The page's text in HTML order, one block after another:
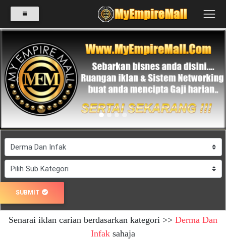
Previous Next
SUBMIT
Senarai iklan carian berdasarkan kategori >> Derma Dan
Infak sahaja
SELECT
CATEGORY
PRODUK(0)
BABIES(0)
KESIHATAN(80)
PERNIAGAAN
RUNCIT(1)